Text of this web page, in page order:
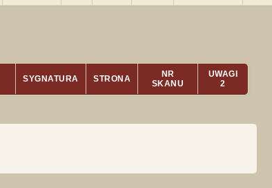
SYGNATURA STRONA
NR
SKANU
UWAGI
2